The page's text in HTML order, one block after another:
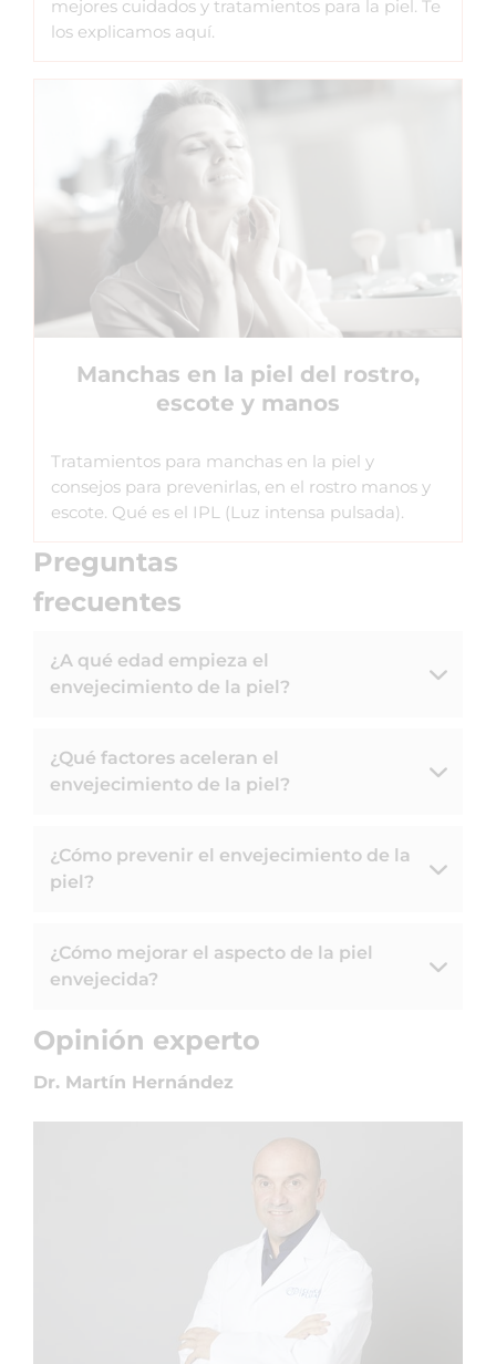
mejores cuidados y tratamientos para la piel. Te
los explicamos aquí.
Manchas en la piel del rostro,
escote y manos
Tratamientos para manchas en la piel y
consejos para prevenirlas, en el rostro manos y
escote. Qué es el IPL (Luz intensa pulsada).
Preguntas
frecuentes
¿A qué edad empieza el
envejecimiento de la piel?
¿Qué factores aceleran el
envejecimiento de la piel?
¿Cómo prevenir el envejecimiento de la
piel?
¿Cómo mejorar el aspecto de la piel
envejecida?
Opinión experto
Dr. Martín Hernández